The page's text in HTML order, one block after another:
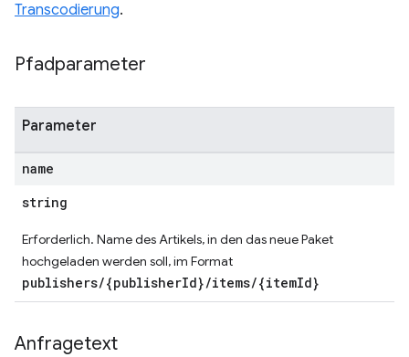
Transcodierung.
Pfadparameter
Parameter
name
string
Erforderlich. Name des Artikels, in den das neue Paket
hochgeladen werden soll, im Format
publishers/{publisherId}/items/{itemId}
Anfragetext